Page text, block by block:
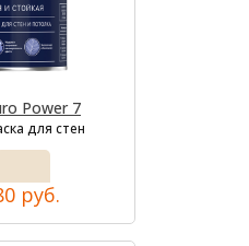
Power 7
для стен
руб.